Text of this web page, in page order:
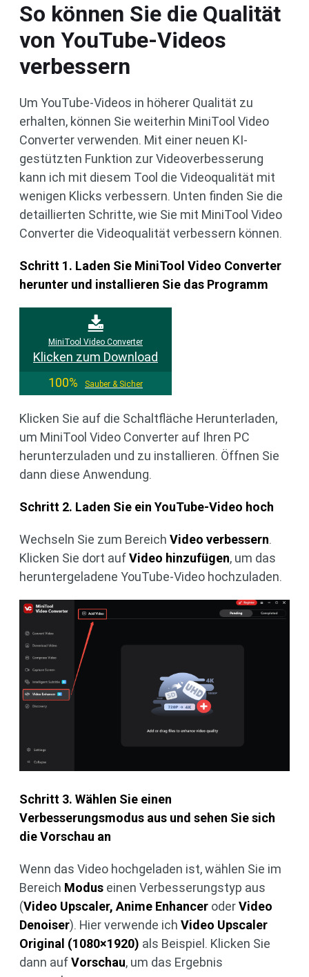
So können Sie die Qualität
von YouTube-Videos
verbessern
Um YouTube-Videos in höherer Qualität zu
erhalten, können Sie weiterhin MiniTool Video
Converter verwenden. Mit einer neuen KI-
gestützten Funktion zur Videoverbesserung
kann ich mit diesem Tool die Videoqualität mit
wenigen Klicks verbessern. Unten finden Sie die
detaillierten Schritte, wie Sie mit MiniTool Video
Converter die Videoqualität verbessern können.
Schritt 1. Laden Sie MiniTool Video Converter
herunter und installieren Sie das Programm
MiniTool Video Converter
Klicken zum Download
100%
Sauber & Sicher
Klicken Sie auf die Schaltfläche Herunterladen,
um MiniTool Video Converter auf Ihren PC
herunterzuladen und zu installieren. Öffnen Sie
dann diese Anwendung.
Schritt 2. Laden Sie ein YouTube-Video hoch
Wechseln Sie zum Bereich Video verbessern.
Klicken Sie dort aufVideo hinzufügen, um das
heruntergeladene YouTube-Video hochzuladen.
Schritt 3. Wählen Sie einen
Verbesserungsmodus aus und sehen Sie sich
die Vorschau an
Wenn das Video hochgeladen ist, wählen Sie im
Bereich Modus einen Verbesserungstyp aus
(Video Upscaler, Anime Enhancer oderVideo
Denoiser). Hier verwende ich Video Upscaler
Original (1080×1920) als Beispiel. Klicken Sie
dann aufVorschau, um das Ergebnis